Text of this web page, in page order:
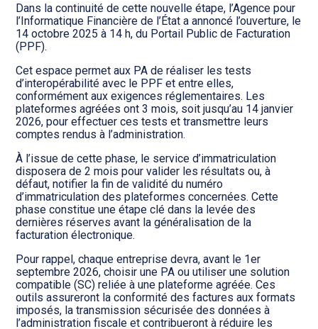
Dans la continuité de cette nouvelle étape, l’Agence pour
l’Informatique Financière de l’État a annoncé l’ouverture, le
14 octobre 2025 à 14 h, du Portail Public de Facturation
(PPF).
Cet espace permet aux PA de réaliser les tests
d’interopérabilité avec le PPF et entre elles,
conformément aux exigences réglementaires. Les
plateformes agréées ont 3 mois, soit jusqu’au 14 janvier
2026, pour effectuer ces tests et transmettre leurs
comptes rendus à l’administration.
À l’issue de cette phase, le service d’immatriculation
disposera de 2 mois pour valider les résultats ou, à
défaut, notifier la fin de validité du numéro
d’immatriculation des plateformes concernées. Cette
phase constitue une étape clé dans la levée des
dernières réserves avant la généralisation de la
facturation électronique.
Pour rappel, chaque entreprise devra, avant le 1er
septembre 2026, choisir une PA ou utiliser une solution
compatible (SC) reliée à une plateforme agréée. Ces
outils assureront la conformité des factures aux formats
imposés, la transmission sécurisée des données à
l’administration fiscale et contribueront à réduire les